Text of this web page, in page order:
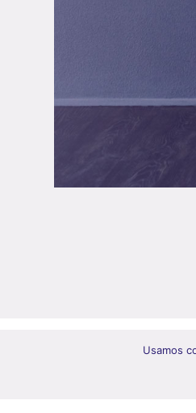
Usamos